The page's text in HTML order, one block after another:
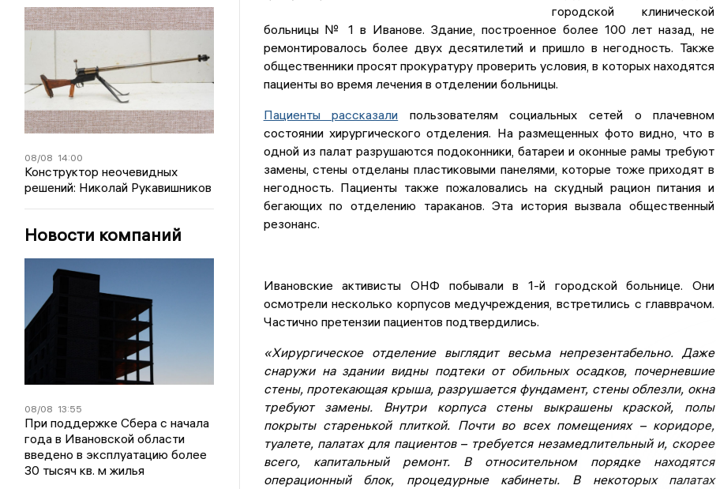
08/08 14:00
Конструктор неочевидных
решений: Николай Рукавишников
Новости компаний
08/08 13:55
При поддержке Сбера с начала
года в Ивановской области
введено в эксплуатацию более
30 тысяч кв. м жилья
городской клинической
больницы № 1 в Иванове. Здание, построенное более 100 лет назад, не
ремонтировалось более двух десятилетий и пришло в негодность. Также
общественники просят прокуратуру проверить условия, в которых находятся
пациенты во время лечения в отделении больницы.
Пациенты рассказали пользователям социальных сетей о плачевном
состоянии хирургического отделения. На размещенных фото видно, что в
одной из палат разрушаются подоконники, батареи и оконные рамы требуют
замены, стены отделаны пластиковыми панелями, которые тоже приходят в
негодность. Пациенты также пожаловались на скудный рацион питания и
бегающих по отделению тараканов. Эта история вызвала общественный
резонанс.
Ивановские активисты ОНФ побывали в 1-й городской больнице. Они
осмотрели несколько корпусов медучреждения, встретились с главврачом.
Частично претензии пациентов подтвердились.
«Хирургическое отделение выглядит весьма непрезентабельно. Даже
снаружи на здании видны подтеки от обильных осадков, почерневшие
стены, протекающая крыша, разрушается фундамент, стены облезли, окна
требуют замены. Внутри корпуса стены выкрашены краской, полы
покрыты старенькой плиткой. Почти во всех помещениях – коридоре,
туалете, палатах для пациентов – требуется незамедлительный и, скорее
всего, капитальный ремонт. В относительном порядке находятся
операционный блок, процедурные кабинеты. В некоторых палатах